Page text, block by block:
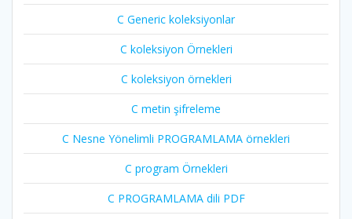
C Generic koleksiyonlar
C koleksiyon Örnekleri
C koleksiyon örnekleri
C metin şifreleme
C Nesne Yönelimli PROGRAMLAMA örnekleri
C program Örnekleri
C PROGRAMLAMA dili PDF